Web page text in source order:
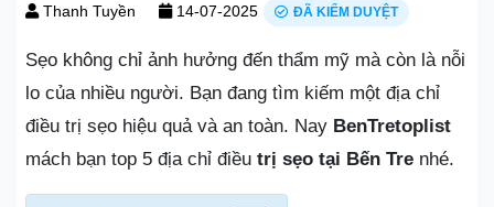
Thanh Tuyền 14-07-2025 ĐÃ KIỂM DUYỆT
Sẹo không chỉ ảnh hưởng đến thẩm mỹ mà còn là nỗi
lo của nhiều người. Bạn đang tìm kiếm một địa chỉ
điều trị sẹo hiệu quả và an toàn. Nay BenTretoplist
mách bạn top 5 địa chỉ điều trị sẹo tại Bến Tre nhé.